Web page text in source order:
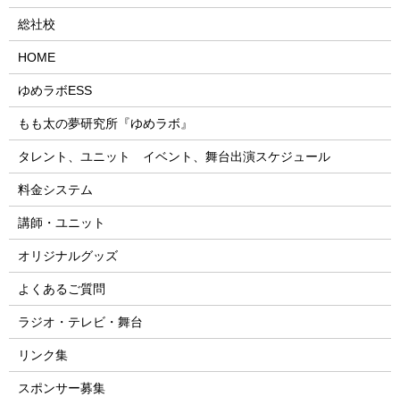
総社校
HOME
ゆめラボESS
もも太の夢研究所『ゆめラボ』
タレント、ユニット イベント、舞台出演スケジュール
料金システム
講師・ユニット
オリジナルグッズ
よくあるご質問
ラジオ・テレビ・舞台
リンク集
スポンサー募集